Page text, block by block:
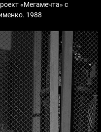
«Мегамечта» с
1988